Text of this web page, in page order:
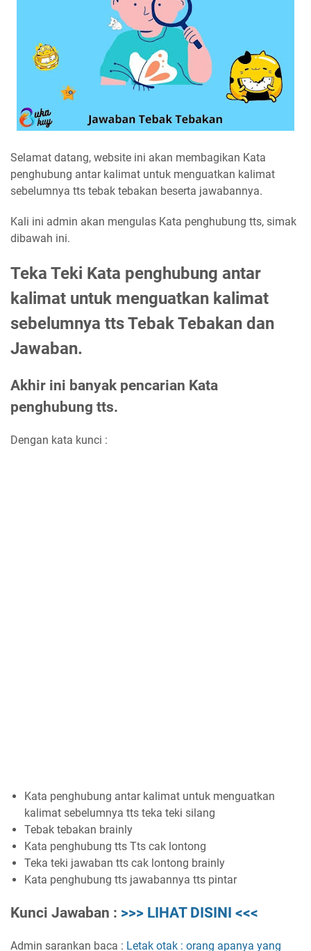
Selamat datang, website ini akan membagikan Kata
penghubung antar kalimat untuk menguatkan kalimat
sebelumnya tts tebak tebakan beserta jawabannya.
Kali ini admin akan mengulas Kata penghubung tts, simak
dibawah ini.
Teka Teki Kata penghubung antar
kalimat untuk menguatkan kalimat
sebelumnya tts Tebak Tebakan dan
Jawaban.
Akhir ini banyak pencarian Kata
penghubung tts.
Dengan kata kunci :
Kata penghubung antar kalimat untuk menguatkan
kalimat sebelumnya tts teka teki silang
Tebak tebakan brainly
Kata penghubung tts Tts cak lontong
Teka teki jawaban tts cak lontong brainly
Kata penghubung tts jawabannya tts pintar
Kunci Jawaban : >>> LIHAT DISINI <<<
Admin sarankan baca : Letak otak : orang apanya yang